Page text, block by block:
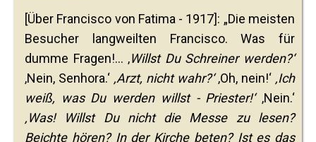
[Über Francisco von Fatima - 1917]: „Die meisten
Besucher langweilten Francisco. Was für
dumme Fragen!... ‚Willst Du Schreiner werden?‘
‚Nein, Senhora.‘ ‚Arzt, nicht wahr?‘‚Oh, nein!‘ ‚Ich
weiß, was Du werden willst - Priester!‘‚Nein.‘
‚Was! Willst Du nicht die Messe zu lesen?
Beichte hören? In der Kirche beten? Ist es das